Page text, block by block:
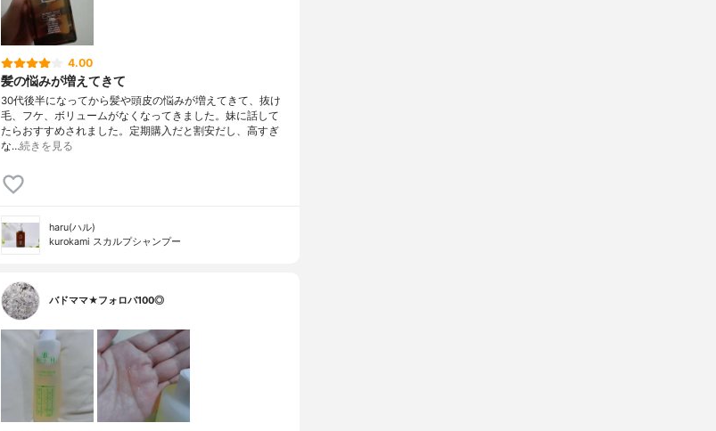
4.00
髪の悩みが増えてきて
30代後半になってから髪や頭皮の悩みが増えてきて、抜け
毛、フケ、ボリュームがなくなってきました。妹に話して
たらおすすめされました。定期購入だと割安だし、高すぎ
な…続きを見る
haru(ハル)
kurokami スカルプシャンプー
バドママ★フォロバ100◎